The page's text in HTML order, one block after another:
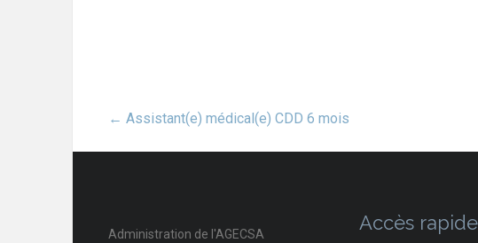
← Assistant(e) médical(e) CDD 6 mois
Administration de l'AGECSA Accès